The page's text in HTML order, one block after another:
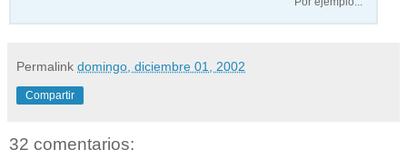
Permalink domingo, diciembre 01, 2002
Compartir
32 comentarios: